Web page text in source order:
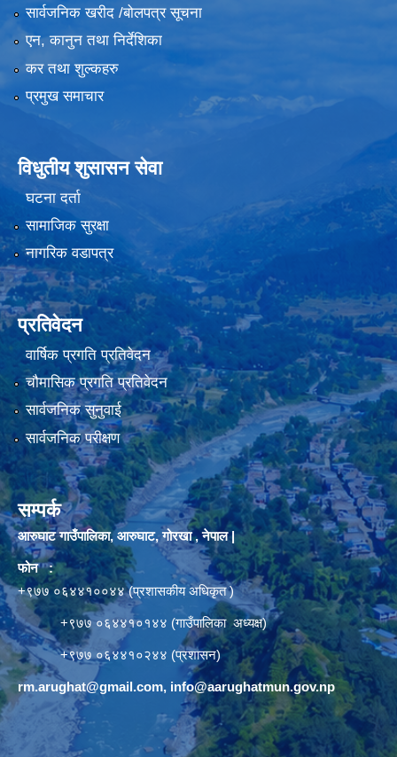
सार्वजनिक खरीद /बोलपत्र सूचना
एन, कानुन तथा निर्देशिका
कर तथा शुल्कहरु
प्रमुख समाचार
विधुतीय शुसासन सेवा
घटना दर्ता
सामाजिक सुरक्षा
नागरिक वडापत्र
प्रतिवेदन
वार्षिक प्रगति प्रतिवेदन
चौमासिक प्रगति प्रतिवेदन
सार्वजनिक सुनुवाई
सार्वजनिक परीक्षण
सम्पर्क
आरुघाट गाउँपालिका, आरुघाट, गोरखा , नेपाल |
फोन :
+९७७ ०६४४१००४४ (प्रशासकीय अधिकृत )
+९७७ ०६४४१०१४४ (गाउँपालिका अध्यक्ष)
+९७७ ०६४४१०२४४ (प्रशासन)
rm.arughat@gmail.com, info@aarughatmun.gov.np